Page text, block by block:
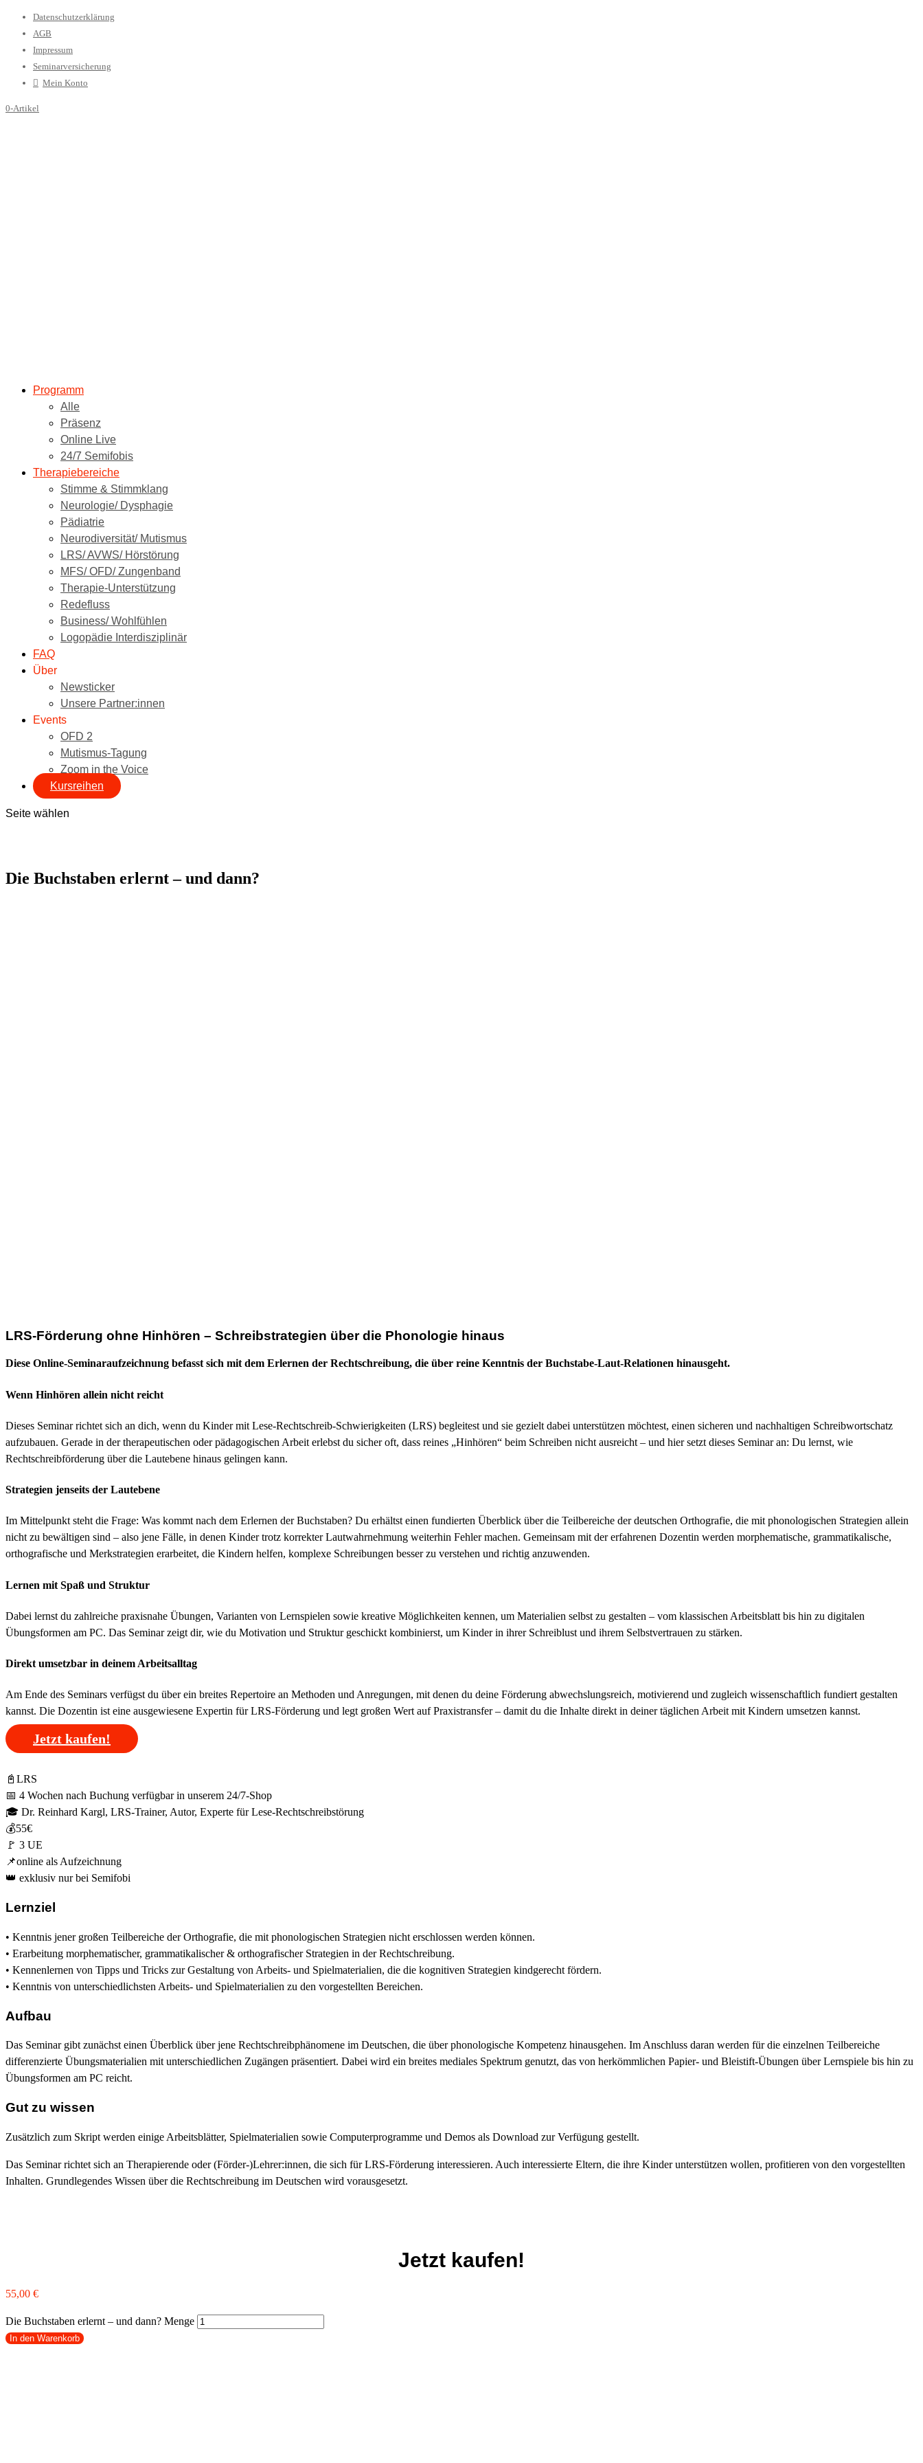
Datenschutzerklärung
AGB
Impressum
Seminarversicherung
Mein Konto
0-Artikel
Programm
Alle
Präsenz
Online Live
24/7 Semifobis
Therapiebereiche
Stimme & Stimmklang
Neurologie/ Dysphagie
Pädiatrie
Neurodiversität/ Mutismus
LRS/ AVWS/ Hörstörung
MFS/ OFD/ Zungenband
Therapie-Unterstützung
Redefluss
Business/ Wohlfühlen
Logopädie Interdisziplinär
FAQ
Über
Newsticker
Unsere Partner:innen
Events
OFD 2
Mutismus-Tagung
Zoom in the Voice
Kursreihen
Seite wählen
Die Buchstaben erlernt – und dann?
LRS-Förderung ohne Hinhören – Schreibstrategien über die Phonologie hinaus
Diese Online-Seminaraufzeichnung befasst sich mit dem Erlernen der Rechtschreibung, die über reine Kenntnis der Buchstabe-Laut-Relationen hinausgeht.
Wenn Hinhören allein nicht reicht
Dieses Seminar richtet sich an dich, wenn du Kinder mit Lese-Rechtschreib-Schwierigkeiten (LRS) begleitest und sie gezielt dabei unterstützen möchtest, einen sicheren und nachhaltigen Schreibwortschatz
aufzubauen. Gerade in der therapeutischen oder pädagogischen Arbeit erlebst du sicher oft, dass reines „Hinhören“ beim Schreiben nicht ausreicht – und hier setzt dieses Seminar an: Du lernst, wie
Rechtschreibförderung über die Lautebene hinaus gelingen kann.
Strategien jenseits der Lautebene
Im Mittelpunkt steht die Frage: Was kommt nach dem Erlernen der Buchstaben? Du erhältst einen fundierten Überblick über die Teilbereiche der deutschen Orthografie, die mit phonologischen Strategien allein
nicht zu bewältigen sind – also jene Fälle, in denen Kinder trotz korrekter Lautwahrnehmung weiterhin Fehler machen. Gemeinsam mit der erfahrenen Dozentin werden morphematische, grammatikalische,
orthografische und Merkstrategien erarbeitet, die Kindern helfen, komplexe Schreibungen besser zu verstehen und richtig anzuwenden.
Lernen mit Spaß und Struktur
Dabei lernst du zahlreiche praxisnahe Übungen, Varianten von Lernspielen sowie kreative Möglichkeiten kennen, um Materialien selbst zu gestalten – vom klassischen Arbeitsblatt bis hin zu digitalen
Übungsformen am PC. Das Seminar zeigt dir, wie du Motivation und Struktur geschickt kombinierst, um Kinder in ihrer Schreiblust und ihrem Selbstvertrauen zu stärken.
Direkt umsetzbar in deinem Arbeitsalltag
Am Ende des Seminars verfügst du über ein breites Repertoire an Methoden und Anregungen, mit denen du deine Förderung abwechslungsreich, motivierend und zugleich wissenschaftlich fundiert gestalten
kannst. Die Dozentin ist eine ausgewiesene Expertin für LRS-Förderung und legt großen Wert auf Praxistransfer – damit du die Inhalte direkt in deiner täglichen Arbeit mit Kindern umsetzen kannst.
Jetzt kaufen!
📓LRS
📅 4 Wochen nach Buchung verfügbar in unserem 24/7-Shop
🎓 Dr. Reinhard Kargl, LRS-Trainer, Autor, Experte für Lese-Rechtschreibstörung
💰55€
🚩 3 UE
📌online als Aufzeichnung
👑 exklusiv nur bei Semifobi
Lernziel
• Kenntnis jener großen Teilbereiche der Orthografie, die mit phonologischen Strategien nicht erschlossen werden können.
• Erarbeitung morphematischer, grammatikalischer & orthografischer Strategien in der Rechtschreibung.
• Kennenlernen von Tipps und Tricks zur Gestaltung von Arbeits- und Spielmaterialien, die die kognitiven Strategien kindgerecht fördern.
• Kenntnis von unterschiedlichsten Arbeits- und Spielmaterialien zu den vorgestellten Bereichen.
Aufbau
Das Seminar gibt zunächst einen Überblick über jene Rechtschreibphänomene im Deutschen, die über phonologische Kompetenz hinausgehen. Im Anschluss daran werden für die einzelnen Teilbereiche
differenzierte Übungsmaterialien mit unterschiedlichen Zugängen präsentiert. Dabei wird ein breites mediales Spektrum genutzt, das von herkömmlichen Papier- und Bleistift-Übungen über Lernspiele bis hin zu
Übungsformen am PC reicht.
Gut zu wissen
Zusätzlich zum Skript werden einige Arbeitsblätter, Spielmaterialien sowie Computerprogramme und Demos als Download zur Verfügung gestellt.
Das Seminar richtet sich an Therapierende oder (Förder-)Lehrer:innen, die sich für LRS-Förderung interessieren. Auch interessierte Eltern, die ihre Kinder unterstützen wollen, profitieren von den vorgestellten
Inhalten. Grundlegendes Wissen über die Rechtschreibung im Deutschen wird vorausgesetzt.
Jetzt kaufen!
55,00 €
Die Buchstaben erlernt – und dann? Menge
In den Warenkorb